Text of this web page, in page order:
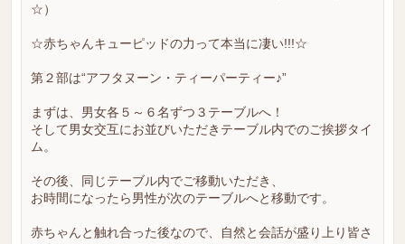
☆）
☆赤ちゃんキューピッドの力って本当に凄い!!!☆
第２部は“アフタヌーン・ティーパーティー♪”
まずは、男女各５～６名ずつ３テーブルへ！
そして男女交互にお並びいただきテーブル内でのご挨拶タイ
ム。
その後、同じテーブル内でご移動いただき、
お時間になったら男性が次のテーブルへと移動です。
赤ちゃんと触れ合った後なので、自然と会話が盛り上り皆さ